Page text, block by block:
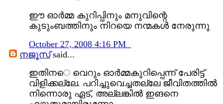
ഈ ഓർമ്മ കുറിപ്പിനും മനുവിന്റെ
കുടുംബത്തിനും നിറയെ നന്മകൾ നേരുന്നു
October 27, 2008 4:16 PM
നജൂസ്‌said...
ഇതിനെ വെറും ഓര്‍മ്മകുറിപ്പെന്ന്‌ പേരിട്ട്‌
വിളിക്കല്ലേ. പറിച്ചുവെച്ചതല്ലേ ജീവിതത്തില്‍
നിന്നൊരു ഏട്‌, അല്ലങ്കില്‍ ഇങനെ